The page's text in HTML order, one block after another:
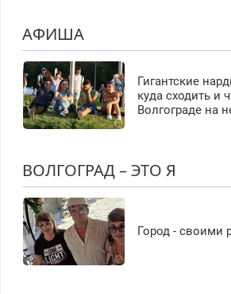
АФИША
Гигантские
куда сходить и
Волгограде на
ВОЛГОГРАД – ЭТО Я
Город - своими